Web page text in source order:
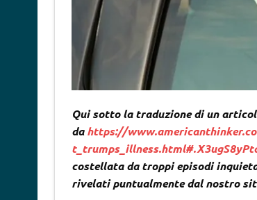
Qui sotto la traduzione di un
dahttps://
costellata da troppi episodi
rivelati puntualmente dal nostro